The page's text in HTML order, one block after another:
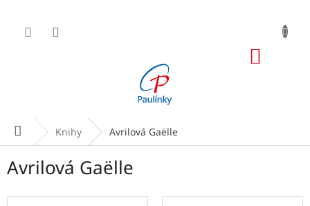
obsah
Domů Knihy Avrilová Gaëlle
Avrilová Gaëlle